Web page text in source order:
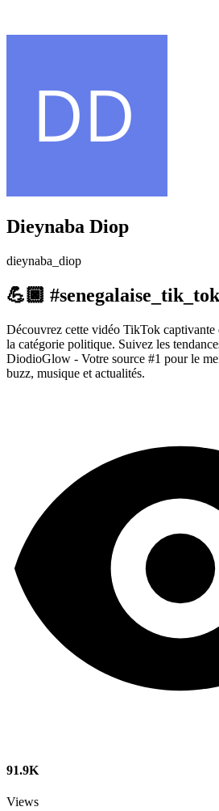
Dieynaba Diop
dieynaba_diop
💪🏿
Découvrez cette vidéo TikTok captivante
la catégorie politique. Suivez les
DiodioGlow - Votre source #1 pour le
buzz, musique et actualités.
91.9K
Views